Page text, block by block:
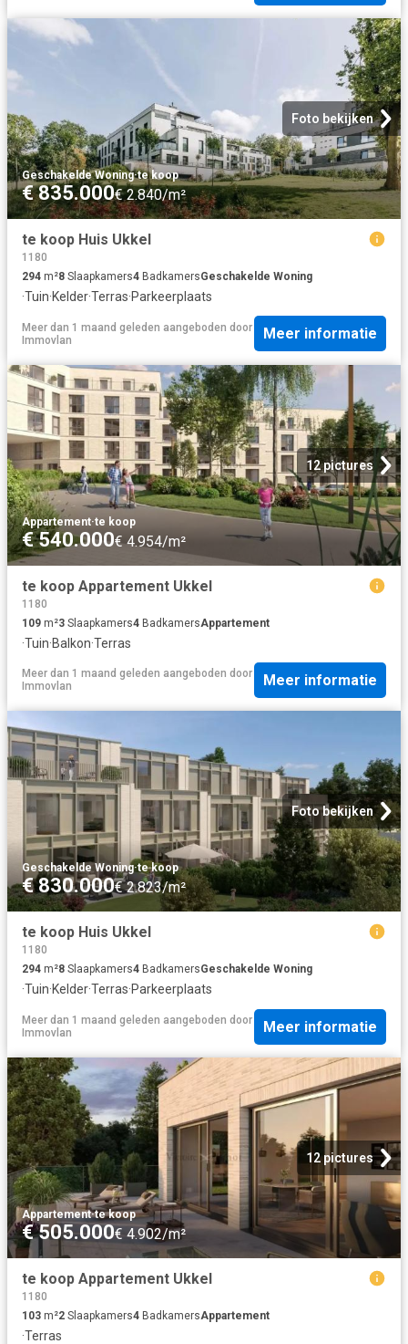
Foto bekijken
Geschakelde Woning·te koop
€ 835.000€ 2.840/m²
te koop Huis Ukkel
1180
294 m²8 Slaapkamers4 BadkamersGeschakelde Woning
·Tuin·Kelder·Terras·Parkeerplaats
Meer dan 1 maand geleden aangeboden door
Immovlan
Meer informatie
12 pictures
Appartement·te koop
€ 540.000€ 4.954/m²
te koop Appartement Ukkel
1180
109 m²3 Slaapkamers4 BadkamersAppartement
·Tuin·Balkon·Terras
Meer dan 1 maand geleden aangeboden door
Immovlan
Meer informatie
Foto bekijken
Geschakelde Woning·te koop
€ 830.000€ 2.823/m²
te koop Huis Ukkel
1180
294 m²8 Slaapkamers4 BadkamersGeschakelde Woning
·Tuin·Kelder·Terras·Parkeerplaats
Meer dan 1 maand geleden aangeboden door
Immovlan
Meer informatie
12 pictures
Appartement·te koop
€ 505.000€ 4.902/m²
te koop Appartement Ukkel
1180
103 m²2 Slaapkamers4 BadkamersAppartement
·Terras